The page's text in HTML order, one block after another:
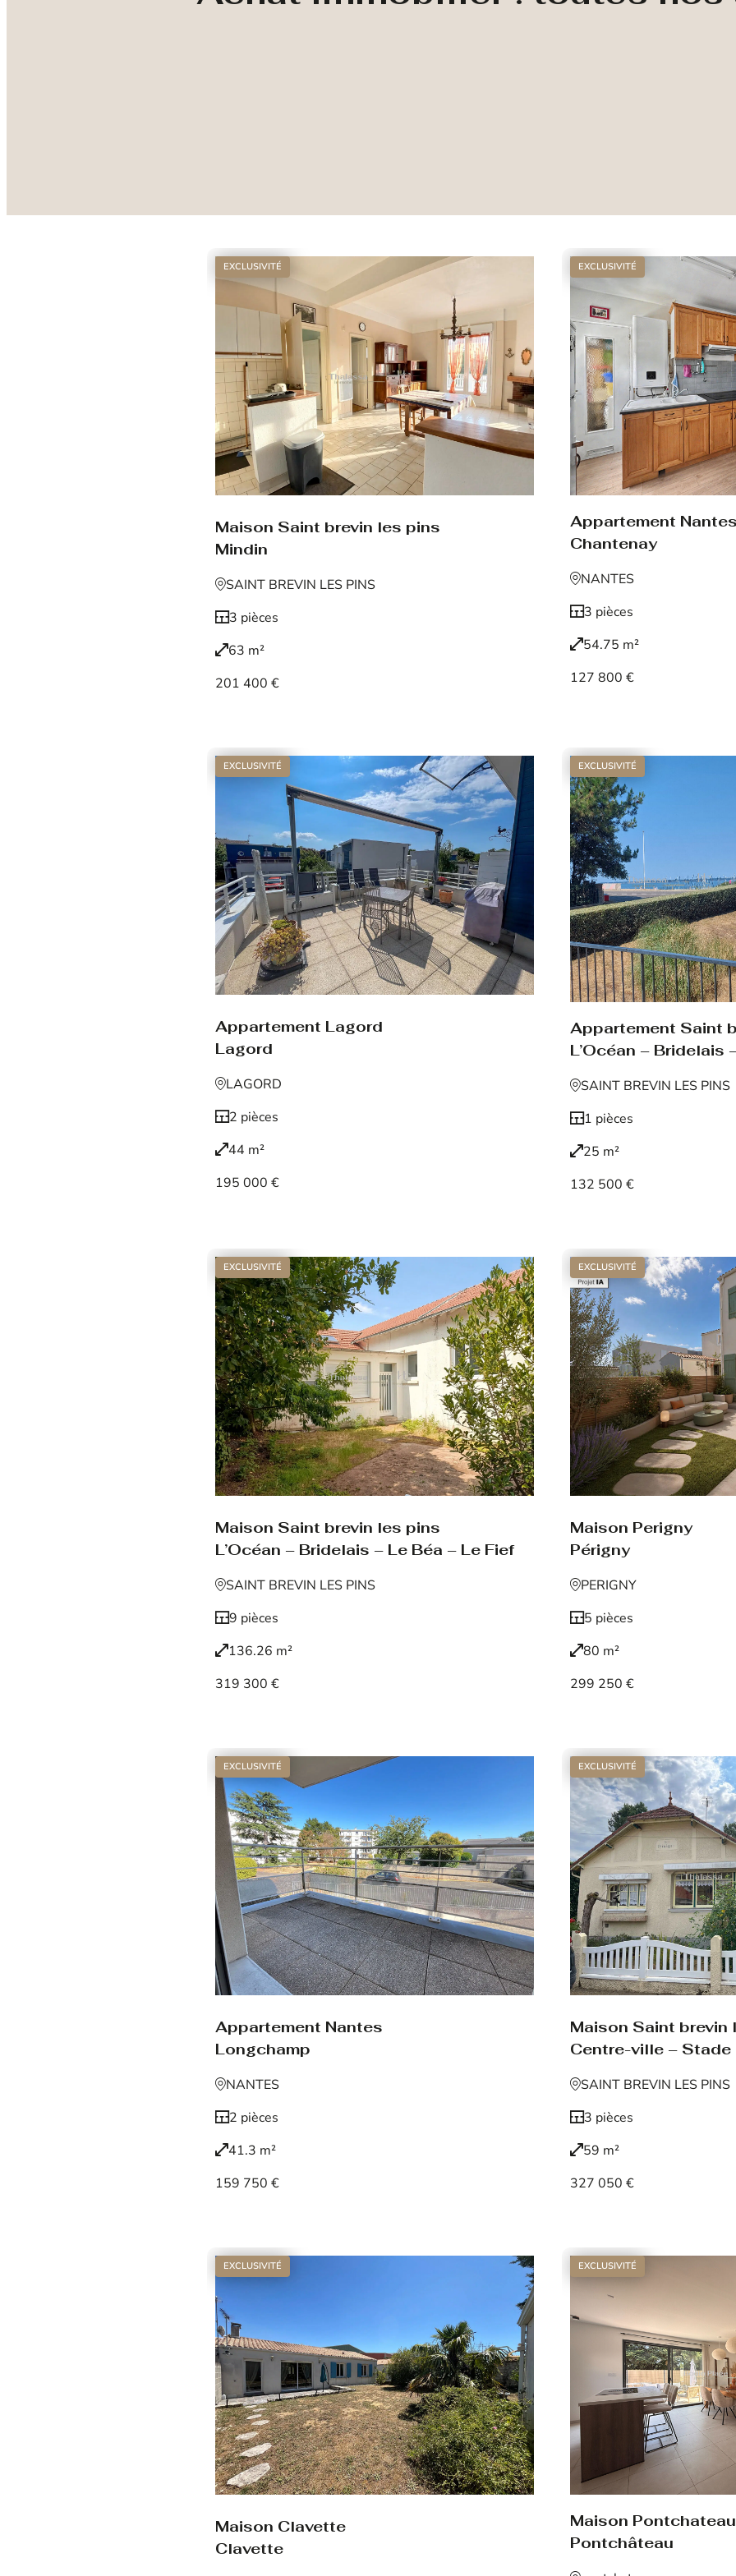
EXCLUSIVITÉ
Maison Saint brevin les pins
Mindin
SAINT BREVIN LES PINS
3 pièces
63 m²
201 400 €
EXCLUSIVITÉ
Appartement
Chantenay
NANTES
3 pièces
54.75 m²
127 800 €
EXCLUSIVITÉ
Appartement Lagord
Lagord
LAGORD
2 pièces
44 m²
195 000 €
EXCLUSIVITÉ
Appartement Saint
L’Océan – Bridelais
SAINT BREVIN LES PINS
1 pièces
25 m²
132 500 €
EXCLUSIVITÉ
Maison Saint brevin les pins
L’Océan – Bridelais – Le Béa – Le Fief
SAINT BREVIN LES PINS
9 pièces
136.26 m²
319 300 €
EXCLUSIVITÉ
Maison Perigny
Périgny
PERIGNY
5 pièces
80 m²
299 250 €
EXCLUSIVITÉ
Appartement Nantes
Longchamp
NANTES
2 pièces
41.3 m²
159 750 €
EXCLUSIVITÉ
Maison Saint brevin
Centre-ville – Stade
SAINT BREVIN LES PINS
3 pièces
59 m²
327 050 €
EXCLUSIVITÉ
Maison Clavette
Clavette
EXCLUSIVITÉ
Maison Pontchateau
Pontchâteau